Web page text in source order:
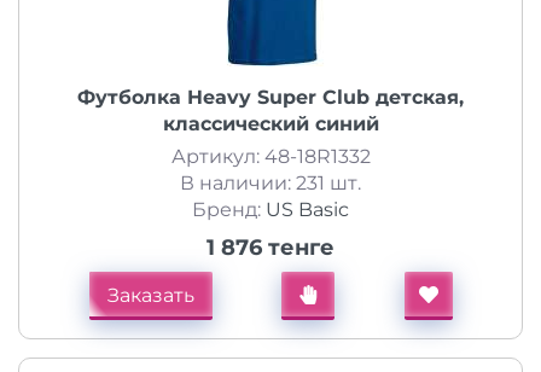
Футболка Heavy Super Club детская,
классический синий
Артикул: 48-18R1332
В наличии: 231 шт.
Бренд: US Basic
1 876 тенге
Заказать